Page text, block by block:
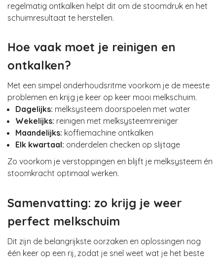
regelmatig ontkalken helpt dit om de stoomdruk en het
schuimresultaat te herstellen.
Hoe vaak moet je reinigen en
ontkalken?
Met een simpel onderhoudsritme voorkom je de meeste
problemen en krijg je keer op keer mooi melkschuim.
Dagelijks: melksysteem doorspoelen met water
Wekelijks: reinigen met melksysteemreiniger
Maandelijks: koffiemachine ontkalken
Elk kwartaal: onderdelen checken op slijtage
Zo voorkom je verstoppingen en blijft je melksysteem én
stoomkracht optimaal werken.
Samenvatting: zo krijg je weer
perfect melkschuim
Dit zijn de belangrijkste oorzaken en oplossingen nog
één keer op een rij, zodat je snel weet wat je het beste